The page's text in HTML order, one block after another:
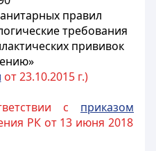
правил
требования
прививок
от 23.10.2015 г.)
с приказом
РК от 13 июня 2018